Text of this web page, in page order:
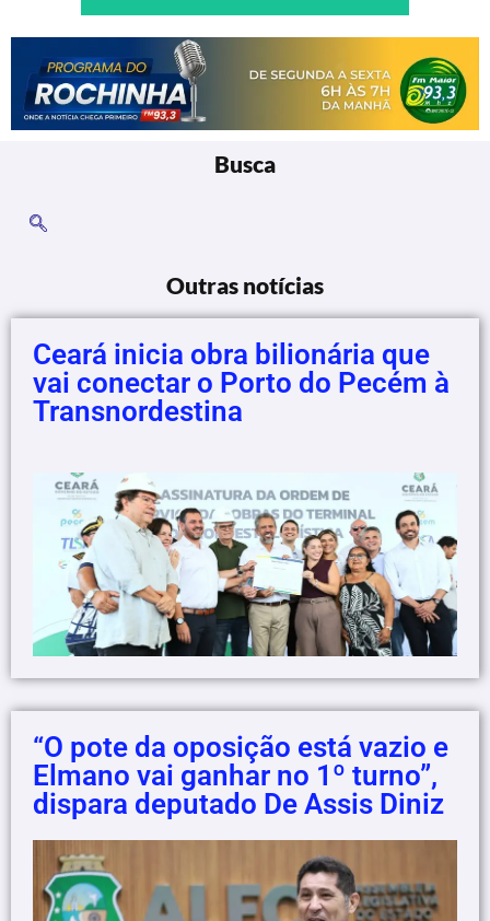
Busca
Outras notícias
Ceará inicia obra bilionária que
vai conectar o Porto do Pecém à
Transnordestina
“O pote da oposição está vazio e
Elmano vai ganhar no 1º turno”,
dispara deputado De Assis Diniz